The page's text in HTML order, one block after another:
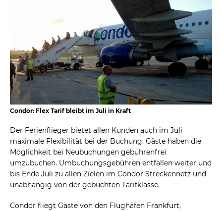
Condor: Flex Tarif bleibt im Juli in Kraft
Der Ferienflieger bietet allen Kunden auch im Juli
maximale Flexibilität bei der Buchung. Gäste haben die
Möglichkeit bei Neubuchungen gebührenfrei
umzubuchen. Umbuchungsgebühren entfallen weiter und
bis Ende Juli zu allen Zielen im Condor Streckennetz und
unabhängig von der gebuchten Tarifklasse.
Condor fliegt Gäste von den Flughäfen Frankfurt,